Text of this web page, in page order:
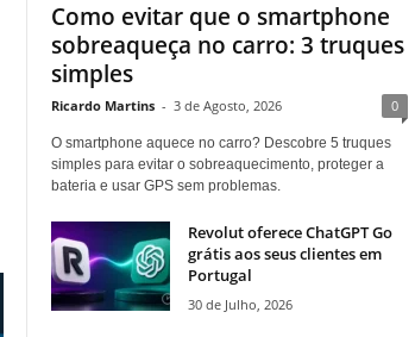
Como evitar que o smartphone
sobreaqueça no carro: 3 truques
simples
Ricardo Martins - 3 de Agosto, 2026 0
O smartphone aquece no carro? Descobre 5 truques
simples para evitar o sobreaquecimento, proteger a
bateria e usar GPS sem problemas.
Revolut oferece ChatGPT Go
grátis aos seus clientes em
Portugal
30 de Julho, 2026